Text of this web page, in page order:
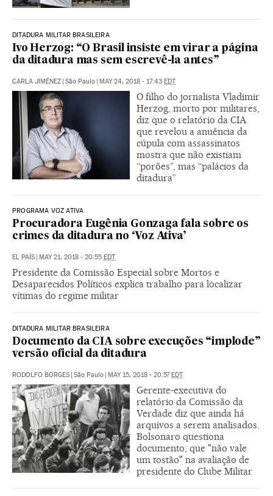
DITADURA MILITAR BRASILEIRA
Ivo Herzog: “O Brasil insiste em virar a página
da ditadura mas sem escrevê-la antes”
CARLA JIMÉNEZ São Paulo MAY 24, 2018 - 17:43 EDT
O filho do jornalista Vladimir
Herzog, morto por militares,
diz que o relatório da CIA
que revelou a anuência da
cúpula com assassinatos
mostra que não existiam
“porões”, mas “palácios da
ditadura”
PROGRAMA VOZ ATIVA
Procuradora Eugênia Gonzaga fala sobre os
crimes da ditadura no ‘Voz Ativa’
EL PAÍS MAY 21, 2018 - 20:55 EDT
Presidente da Comissão Especial sobre Mortos e
Desaparecidos Políticos explica trabalho para localizar
vítimas do regime militar
DITADURA MILITAR BRASILEIRA
Documento da CIA sobre execuções “implode”
versão oficial da ditadura
RODOLFO BORGES São Paulo MAY 15, 2018 - 20:57 EDT
Gerente-executiva do
relatório da Comissão da
Verdade diz que ainda há
arquivos a serem analisados.
Bolsonaro questiona
documento, que "não vale
um tostão" na avaliação de
presidente do Clube Militar